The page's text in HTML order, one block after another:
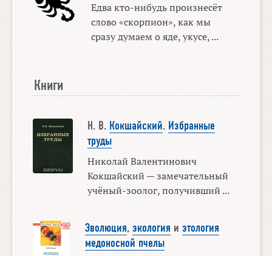
Едва кто-нибудь произнесёт
слово «скорпион», как мы
сразу думаем о яде, укусе, ...
Книги
Н. В. Кокшайский. Избранные
труды
Николай Валентинович
Кокшайский — замечательный
учёный-зоолог, получивший ...
Эволюция, экология и этология
медоносной пчелы